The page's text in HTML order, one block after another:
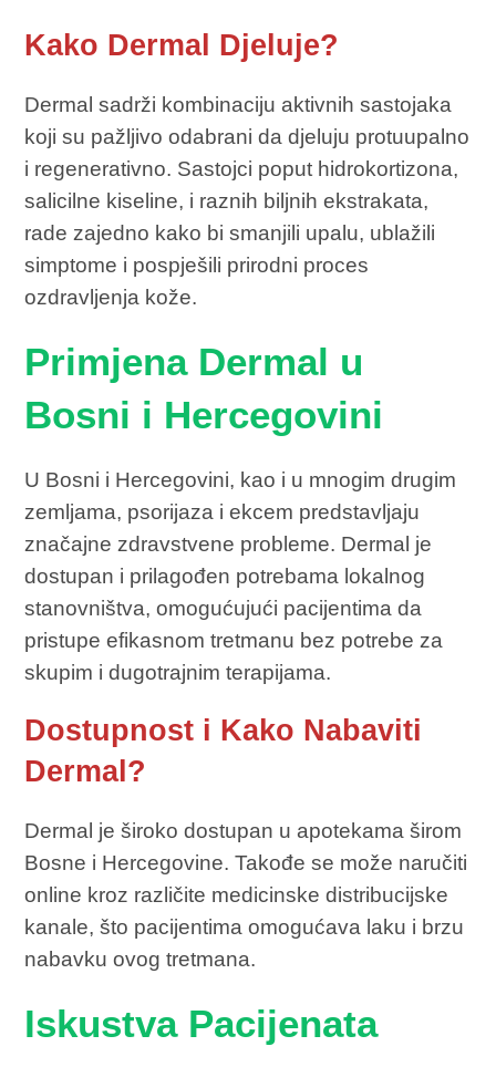
Kako Dermal Djeluje?
Dermal sadrži kombinaciju aktivnih sastojaka
koji su pažljivo odabrani da djeluju protuupalno
i regenerativno. Sastojci poput hidrokortizona,
salicilne kiseline, i raznih biljnih ekstrakata,
rade zajedno kako bi smanjili upalu, ublažili
simptome i pospješili prirodni proces
ozdravljenja kože.
Primjena Dermal u
Bosni i Hercegovini
U Bosni i Hercegovini, kao i u mnogim drugim
zemljama, psorijaza i ekcem predstavljaju
značajne zdravstvene probleme. Dermal je
dostupan i prilagođen potrebama lokalnog
stanovništva, omogućujući pacijentima da
pristupe efikasnom tretmanu bez potrebe za
skupim i dugotrajnim terapijama.
Dostupnost i Kako Nabaviti
Dermal?
Dermal je široko dostupan u apotekama širom
Bosne i Hercegovine. Takođe se može naručiti
online kroz različite medicinske distribucijske
kanale, što pacijentima omogućava laku i brzu
nabavku ovog tretmana.
Iskustva Pacijenata